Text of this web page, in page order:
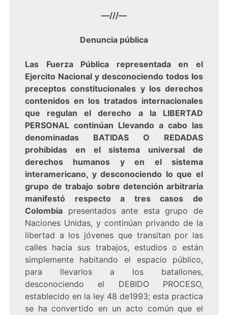
—///—
Denuncia pública
Las Fuerza Pública representada en el
Ejercito Nacional y desconociendo todos los
preceptos constitucionales y los derechos
contenidos en los tratados internacionales
que regulan el derecho a la LIBERTAD
PERSONAL continúan Llevando a cabo las
denominadas BATIDAS O REDADAS
prohibidas en el sistema universal de
derechos humanos y en el sistema
interamericano, y desconociendo lo que el
grupo de trabajo sobre detención arbitraria
manifestó respecto a tres casos de
Colombiapresentados ante esta grupo de
Naciones Unidas, y continúan privando de la
libertad a los jóvenes que transitan por las
calles hacia sus trabajos, estudios o están
simplemente habitando el espacio público,
para llevarlos a los batallones,
desconociendo el DEBIDO PROCESO,
establecido en la ley 48 de1993; esta practica
se ha convertido en un acto común que el